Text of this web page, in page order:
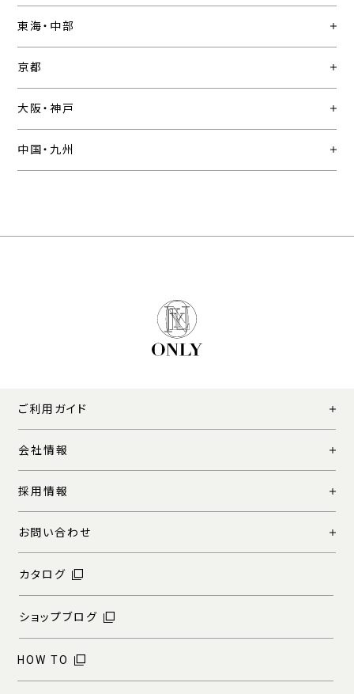
東海・中部
京都
大阪・神戸
中国・九州
ご利用ガイド
会社情報
採用情報
お問い合わせ
カタログ
ショップブログ
HOW TO